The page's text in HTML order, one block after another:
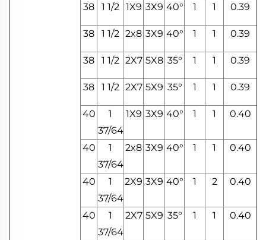
38 1 1/2 1X9 3X9 40° 1 1 0.39
38 1 1/2 2x8 3X9 40° 1 1 0.39
38 1 1/2 2X7 5X8 35° 1 1 0.39
38 1 1/2 2X7 5X9 35° 1 1 0.39
40
1
37/64
1X9 3X9 40° 1 1 0.40
40
1
37/64
2x8 3X9 40° 1 1 0.40
40
1
37/64
2X9 3X9 40° 1 2 0.40
40
1
37/64
2X7 5X9 35° 1 1 0.40